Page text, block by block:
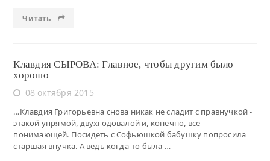
Читать
Клавдия СЫРОВА: Главное, чтобы другим было
хорошо
08 октября 2015
…Клавдия Григорьевна снова никак не сладит с правнучкой -
этакой упрямой, двухгодовалой и, конечно, всё
понимающей. Посидеть с Софьюшкой бабушку попросила
старшая внучка. А ведь когда-то была …